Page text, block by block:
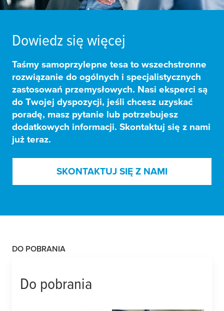
Dowiedz się więcej
Taśmy samoprzylepne tesa to wszechstronne
rozwiązanie do ogólnych i specjalistycznych
zastosowań przemysłowych. Nasi eksperci są
do Twojej dyspozycji, jeśli chcesz uzyskać
poradę, masz pytanie lub potrzebujesz
dodatkowych informacji. Skontaktuj się z nami
już teraz.
SKONTAKTUJ SIĘ Z NAMI
DO POBRANIA
Do pobrania